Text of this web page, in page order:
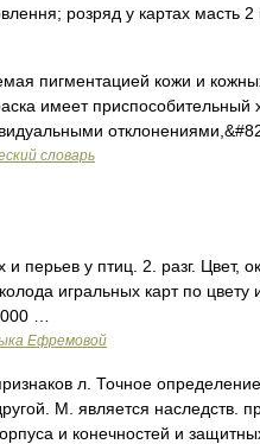
розряд у картах масть 2
пигментацией кожи и
имеет приспособительный
словарь
перьев у птиц. 2. разг. Цвет,
игральных карт по
…
Ефремовой
л. Точное
М. является наследств.
и конечностей и